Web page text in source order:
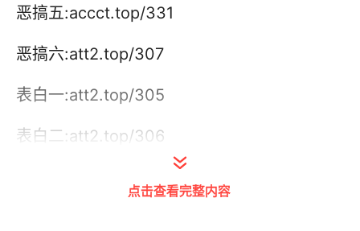
恶搞五:accct.top/331
恶搞六:att2.top/307
表白一:att2.top/305
表白二:att2.top/306
点击查看完整内容